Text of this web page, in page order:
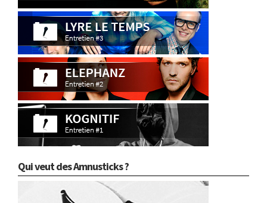
Qui veut des Amnusticks ?